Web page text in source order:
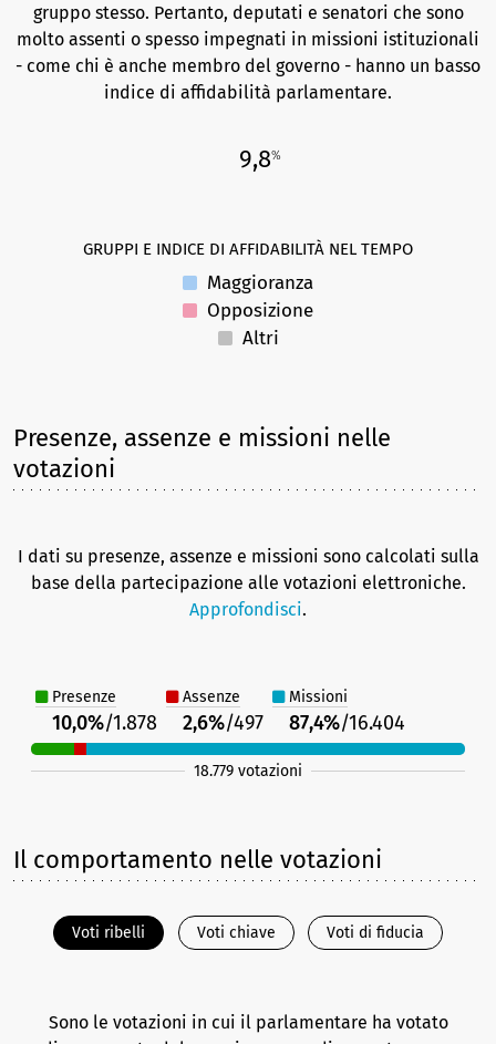
gruppo stesso. Pertanto, deputati e senatori che sono
molto assenti o spesso impegnati in missioni istituzionali
- come chi è anche membro del governo - hanno un basso
indice di affidabilità parlamentare.
9,8%
GRUPPI E INDICE DI AFFIDABILITÀ NEL TEMPO
Maggioranza
Opposizione
Altri
Presenze, assenze e missioni nelle
votazioni
I dati su presenze, assenze e missioni sono calcolati sulla
base della partecipazione alle votazioni elettroniche.
Approfondisci.
Presenze Assenze Missioni
10,0%/1.878 2,6%/497 87,4%/16.404
18.779 votazioni
Il comportamento nelle votazioni
Voti ribelli Voti chiave Voti di fiducia
Sono le votazioni in cui il parlamentare ha votato